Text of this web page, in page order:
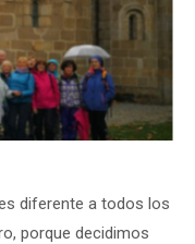
diferente a todos los
porque decidimos